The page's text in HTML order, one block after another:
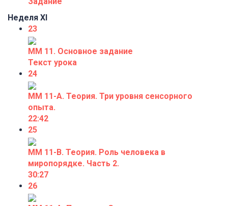
Неделя XI
23
ММ 11. Основное задание
Текст урока
24
ММ 11-А. Теория. Три уровня сенсорного
опыта.
22:42
25
ММ 11-В. Теория. Роль человека в
миропорядке. Часть 2.
30:27
26